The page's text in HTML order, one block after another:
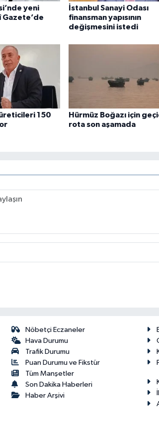
yeni
Gazete’de
İstanbul Sanayi Odası
finansman yapısının
değişmesini istedi
150
Hürmüz Boğazı için
rota son aşamada
Nöbetçi Eczaneler
Hava Durumu
Trafik Durumu
Puan Durumu ve Fikstür
Tüm Manşetler
Son Dakika Haberleri
Haber Arşivi